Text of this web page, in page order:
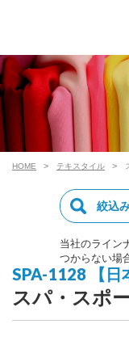
HOME テキスタイル
絞込
当社のライン
つからない場
SPA-1128 【日
スパ・スポ